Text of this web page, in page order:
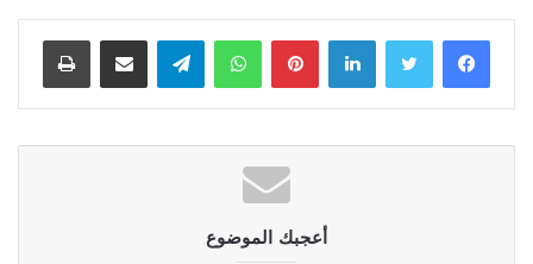
لينكدإن بينتيريستواتساب تيلقرام مشاركة عبر البريد طباعة
أعجبك الموضوع